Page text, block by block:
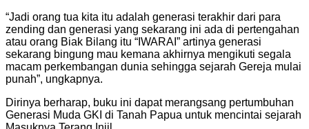
“Jadi orang tua kita itu adalah generasi terakhir dari para
zending dan generasi yang sekarang ini ada di pertengahan
atau orang Biak Bilang itu “IWARAI” artinya generasi
sekarang bingung mau kemana akhirnya mengikuti segala
macam perkembangan dunia sehingga sejarah Gereja mulai
punah”, ungkapnya.
Dirinya berharap, buku ini dapat merangsang pertumbuhan
Generasi Muda GKI di Tanah Papua untuk mencintai sejarah